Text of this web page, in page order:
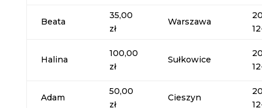
Beata
35,00
zł
Warszawa
Halina
100,00
zł
Sułkowice
Adam
50,00
zł
Cieszyn